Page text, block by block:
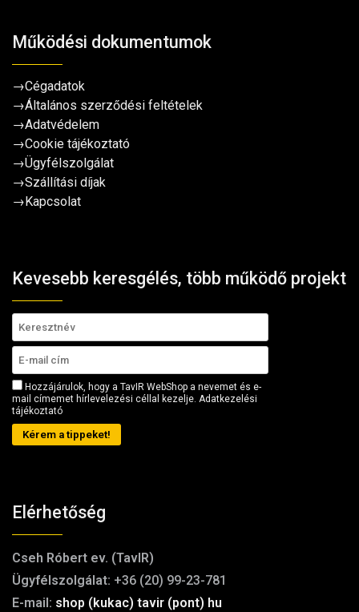
Működési dokumentumok
→Cégadatok
→Általános szerződési feltételek
→Adatvédelem
→Cookie tájékoztató
→Ügyfélszolgálat
→Szállítási díjak
→ Kapcsolat
Kevesebb keresgélés, több működő projekt
Hozzájárulok, hogy a TavIR WebShop a nevemet és e-
mail címemet hírlevelezési céllal kezelje. Adatkezelési
tájékoztató
Kérem a tippeket!
Elérhetőség
Cseh Róbert ev. (TavIR)
Ügyfélszolgálat: +36 (20) 99-23-781
E-mail: shop (kukac) tavir (pont) hu